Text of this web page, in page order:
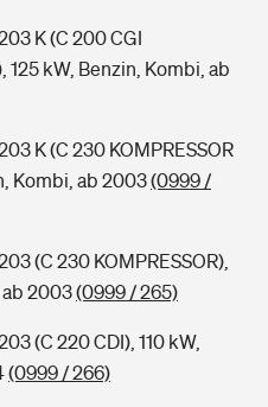
K (C 200 CGI
125 kW, Benzin, Kombi, ab
K (C 230 KOMPRESSOR
Kombi, ab 2003(0999 /
(C 230 KOMPRESSOR),
ab 2003(0999 / 265)
(C 220 CDI), 110 kW,
(0999 / 266)